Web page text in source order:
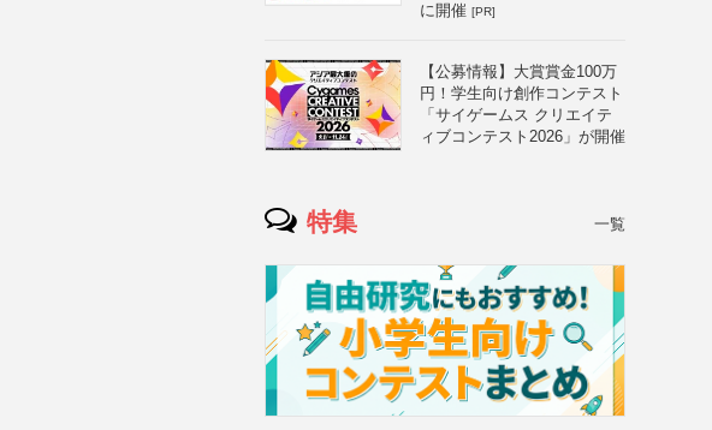
に開催 [PR]
【公募情報】大賞賞金100万
円！学生向け創作コンテスト
「サイゲームス クリエイテ
ィブコンテスト2026」が開催
特集 一覧